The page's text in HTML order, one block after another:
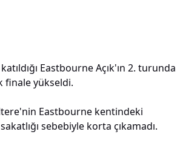
Eastbourne Açık'ın 2. turunda
finale yükseldi.
Eastbourne kentindeki
sebebiyle korta çıkamadı.